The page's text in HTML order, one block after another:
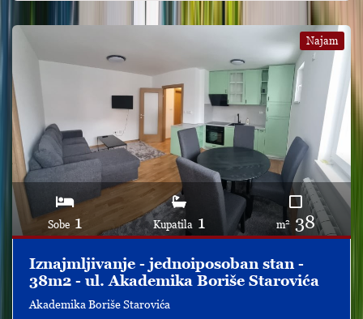
Sobe 1 Kupatila 1 m2 38
Najam
Iznajmljivanje - jednoiposoban stan -
38m2 - ul. Akademika Boriše Starovića
Akademika Boriše Starovića